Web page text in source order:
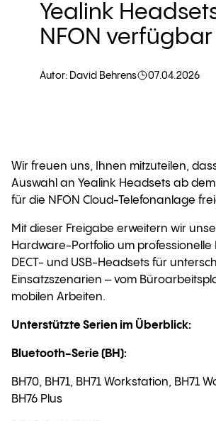
Yealink
NFON verfügbar
Autor: David Behrens 07.04.2026
Wir freuen uns, Ihnen mitzuteilen,
Auswahl an Yealink Headsets ab dem
für die NFON Cloud-Telefonanlage
Mit dieser Freigabe erweitern wir
Hardware-Portfolio um professionelle
DECT- und USB-Headsets für
Einsatzszenarien – vom
mobilen Arbeiten.
Unterstützte Serien im Überblick:
Bluetooth-Serie (BH):
BH70, BH71, BH71 Workstation, BH71
BH76 Plus